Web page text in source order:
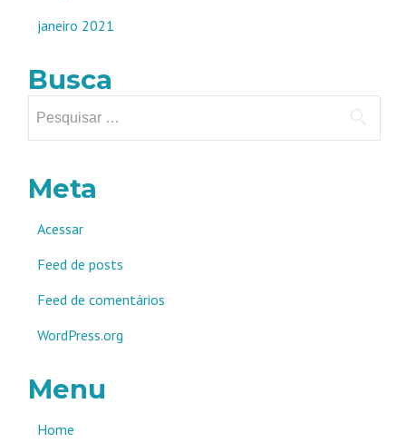
janeiro 2021
Busca
por:
Meta
Acessar
Feed de posts
Feed de comentários
WordPress.org
Menu
Home